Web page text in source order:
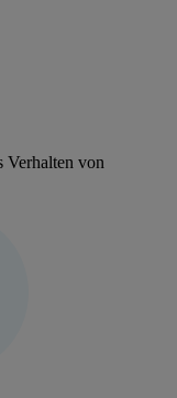
Verhalten von